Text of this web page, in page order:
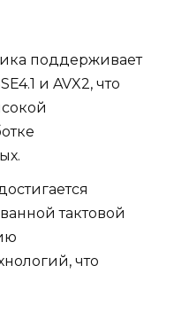
поддерживает
и AVX2, что
тактовой
что